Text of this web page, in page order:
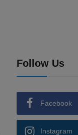
Follow Us
Facebook
Instagram